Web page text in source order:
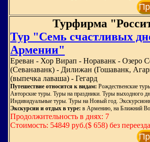
Турфирма
Тур "Семь счастливых
Армении"
Ереван - Хор Вирап - Нораванк - Озеро
(Севанаванк) - Дилижан (Гошаванк,
(выпечка лаваша) - Гегард
Путешествие относится к видам: Рождественские
Авторские туры. Туры на праздники. Туры выходного
Индивидуальные туры. Туры на Новый год.
Экскурсии и отдых в туре: в Армению, на Ближний
Продолжительность в днях: 7
Стоимость: 54849 руб.($ 658) без переезда